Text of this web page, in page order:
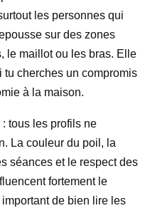
les personnes qui
sur des zones
le maillot ou les bras. Elle
cherches un compromis
à la maison.
tous les profils ne
La couleur du poil, la
séances et le respect des
fortement le
important de bien lire les